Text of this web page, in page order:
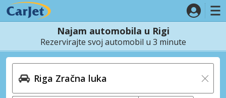
Najam automobila u Rigi
Rezervirajte svoj automobil u 3 minute